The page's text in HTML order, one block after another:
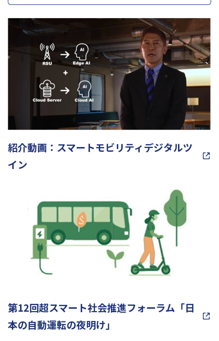
紹介動画：スマートモビリティデジタルツ
イン
第12回超スマート社会推進フォーラム「日
本の自動運転の夜明け」